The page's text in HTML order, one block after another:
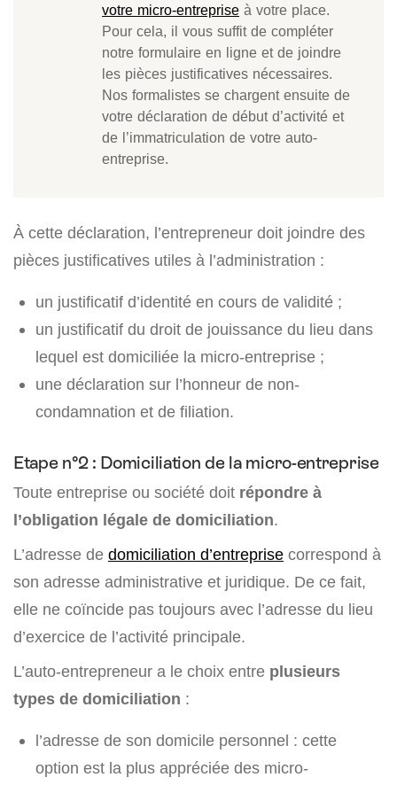
votre micro-entreprise à votre place.
Pour cela, il vous suffit de compléter
notre formulaire en ligne et de joindre
les pièces justificatives nécessaires.
Nos formalistes se chargent ensuite de
votre déclaration de début d’activité et
de l’immatriculation de votre auto-
entreprise.
À cette déclaration, l’entrepreneur doit joindre des
pièces justificatives utiles à l’administration :
un justificatif d’identité en cours de validité ;
un justificatif du droit de jouissance du lieu dans
lequel est domiciliée la micro-entreprise ;
une déclaration sur l’honneur de non-
condamnation et de filiation.
Etape n°2 : Domiciliation de la micro-entreprise
Toute entreprise ou société doit répondre à
l’obligation légale de domiciliation.
L’adresse de domiciliation d’entreprise correspond à
son adresse administrative et juridique. De ce fait,
elle ne coïncide pas toujours avec l’adresse du lieu
d’exercice de l’activité principale.
L’auto-entrepreneur a le choix entre plusieurs
types de domiciliation :
l’adresse de son domicile personnel : cette
option est la plus appréciée des micro-